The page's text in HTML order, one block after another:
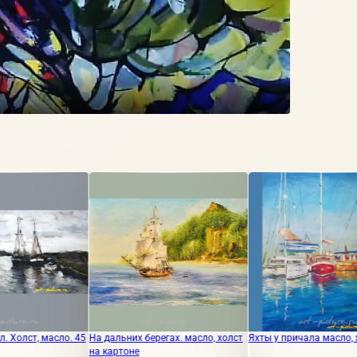
дальних берегах. масло, холст Яхты у причала масло, холст
Италия